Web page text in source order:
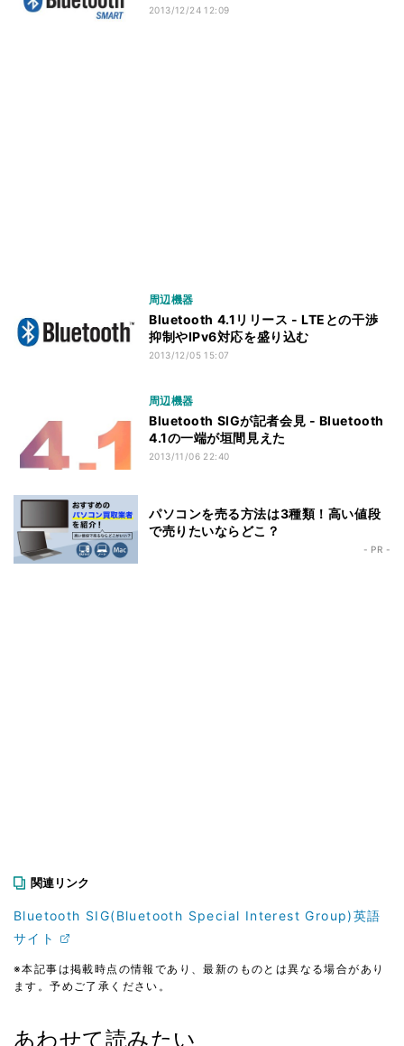
2013/12/24 12:09
周辺機器
Bluetooth 4.1リリース - LTEとの干渉
抑制やIPv6対応を盛り込む
2013/12/05 15:07
周辺機器
Bluetooth SIGが記者会見 - Bluetooth
4.1の一端が垣間見えた
2013/11/06 22:40
パソコンを売る方法は3種類！高い値段
で売りたいならどこ？
- PR -
関連リンク
Bluetooth SIG(Bluetooth Special Interest Group)英語
サイト
※本記事は掲載時点の情報であり、最新のものとは異なる場合があり
ます。予めご了承ください。
あわせて読みたい